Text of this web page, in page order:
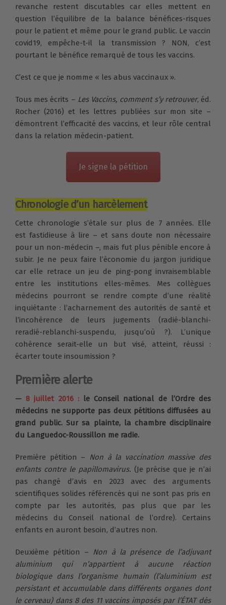
revanche restent discutables car elles mettent en
question l’équilibre de la balance bénéfices-risques
pour le patient et même pour le grand public. Le vaccin
covid19, empêche-t-il la transmission ? NON, c’est
pourtant le bénéfice remarqué de tous les vaccins.
C’est ce que je nomme « les abus vaccinaux ».
Tous mes écrits – Les Vaccins, comment s’y retrouver, éd.
Rocher (2016) et les lettres publiées sur mon site –
démontrent l’efficacité des vaccins, et leur rôle central
dans la relation médecin-patient.
Je signe la pétition
Chronologie d’un harcèlement
Cette chronologie s’étale sur plus de 7 années. Elle
est fastidieuse à lire – et sans doute non nécessaire
pour un non-médecin –, mais fut plus pénible encore à
subir. Je ne peux faire l’économie du jargon juridique
car elle retrace un jeu de ping-pong invraisemblable
entre les institutions elles-mêmes. Mes collègues
médecins pourront se rendre compte d’une réalité
inquiétante : l’acharnement des autorités de santé et
l’incohérence de leurs jugements (radié-blanchi-
reradié-reblanchi-suspendu, jusqu’où ?). L’unique
cohérence serait-elle un but visé, atteint, réussi :
écarter toute insoumission ?
Première alerte
— 8 juillet 2016 : le Conseil national de l’Ordre des
médecins ne supporte pas deux pétitions diffusées au
grand public. Sur sa plainte, la chambre disciplinaire
du Languedoc-Roussillon me radie.
Première pétition – Non à la vaccination massive des
enfants contre le papillomavirus. (Je précise que je n’ai
pas changé d’avis en 2023 avec des arguments
scientifiques solides référencés qui ne sont pas pris en
compte par les autorités, pas plus que par les
médecins du Conseil national de l’ordre). Certains
enfants en auront besoin, d’autres non.
Deuxième pétition – Non à la présence de l’adjuvant
aluminium qui n’appartient à aucune réaction
biologique dans l’organisme humain (l’aluminium est
persistant et accumulable dans différents organes dont
le cerveau) dans 8 des 11 vaccins imposés par l’ÉTAT dès